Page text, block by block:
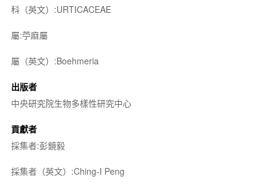
科（英文）:URTICACEAE
屬:苧麻屬
屬（英文）:Boehmeria
出版者
中央研究院生物多樣性研究中心
貢獻者
採集者:彭鏡毅
採集者（英文）:Ching-I Peng